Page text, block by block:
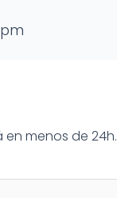
menos de 24h.